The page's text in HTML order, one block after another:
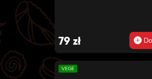
79 zł
VEGE